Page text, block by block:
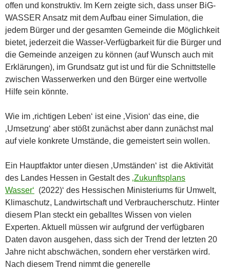
offen und konstruktiv. Im Kern zeigte sich, dass unser BiG-
WASSER Ansatz mit dem Aufbau einer Simulation, die
jedem Bürger und der gesamten Gemeinde die Möglichkeit
bietet, jederzeit die Wasser-Verfügbarkeit für die Bürger und
die Gemeinde anzeigen zu können (auf Wunsch auch mit
Erklärungen), im Grundsatz gut ist und für die Schnittstelle
zwischen Wasserwerken und den Bürger eine wertvolle
Hilfe sein könnte.
Wie im ‚richtigen Leben‘ ist eine ‚Vision‘ das eine, die
‚Umsetzung‘ aber stößt zunächst aber dann zunächst mal
auf viele konkrete Umstände, die gemeistert sein wollen.
Ein Hauptfaktor unter diesen ‚Umständen‘ ist die Aktivität
des Landes Hessen in Gestalt des ‚Zukunftsplans
Wasser‘ (2022)‘ des Hessischen Ministeriums für Umwelt,
Klimaschutz, Landwirtschaft und Verbraucherschutz. Hinter
diesem Plan steckt ein geballtes Wissen von vielen
Experten. Aktuell müssen wir aufgrund der verfügbaren
Daten davon ausgehen, dass sich der Trend der letzten 20
Jahre nicht abschwächen, sondern eher verstärken wird.
Nach diesem Trend nimmt die generelle